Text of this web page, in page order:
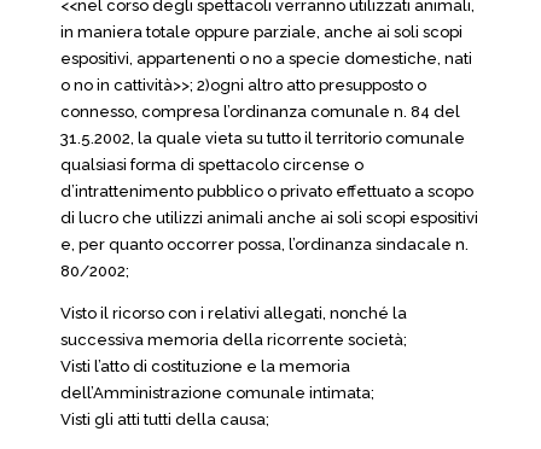
<<nel corso degli spettacoli verranno utilizzati animali,
in maniera totale oppure parziale, anche ai soli scopi
espositivi, appartenenti o no a specie domestiche, nati
o no in cattività>>; 2)ogni altro atto presupposto o
connesso, compresa l’ordinanza comunale n. 84 del
31.5.2002, la quale vieta su tutto il territorio comunale
qualsiasi forma di spettacolo circense o
d’intrattenimento pubblico o privato effettuato a scopo
di lucro che utilizzi animali anche ai soli scopi espositivi
e, per quanto occorrer possa, l’ordinanza sindacale n.
80/2002;
Visto il ricorso con i relativi allegati, nonché la
successiva memoria della ricorrente società;
Visti l’atto di costituzione e la memoria
dell’Amministrazione comunale intimata;
Visti gli atti tutti della causa;